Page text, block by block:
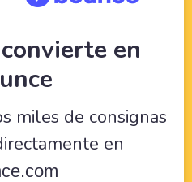
en
miles de consignas
en